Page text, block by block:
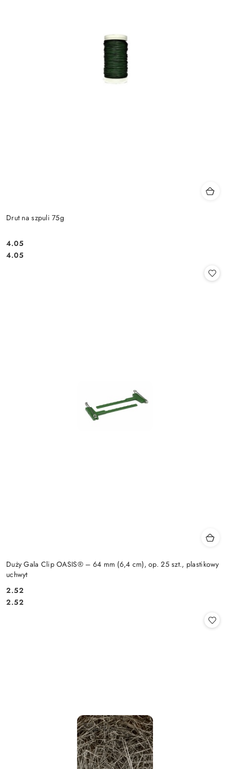
Drut na szpuli 75g
Cena:
4.05
Cena:
4.05
Duży Gala Clip OASIS® – 64 mm (6,4 cm), op. 25 szt., plastikowy
uchwyt
Cena:
2.52
Cena:
2.52